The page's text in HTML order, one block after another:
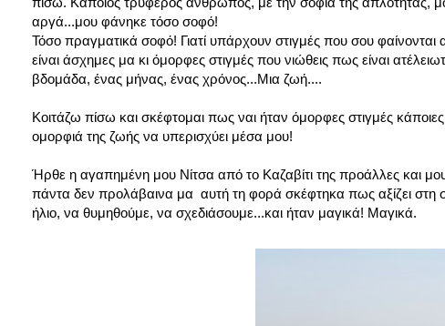
αργά...μου φάνηκε τόσο σοφό!
Τόσο πραγματικά σοφό! Γιατί υπάρχουν στιγμές που σου
είναι άσχημες μα κι όμορφες στιγμές που νιώθεις πως είναι
βδομάδα, ένας μήνας, ένας χρόνος...Μια ζωή....
Κοιτάζω πίσω και σκέφτομαι πως ναι ήταν όμορφες στιγμές
ομορφιά της ζωής να υπερισχύει μέσα μου!
Ήρθε η αγαπημένη μου Νίτσα από το Καζαβίτι της προάλλες και
πάντα δεν προλάβαινα μα αυτή τη φορά σκέφτηκα πως αξίζει στη
ήλιο, να θυμηθούμε, να σχεδιάσουμε...και ήταν μαγικά! Μαγικά.